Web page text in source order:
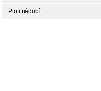
Profi nádobí